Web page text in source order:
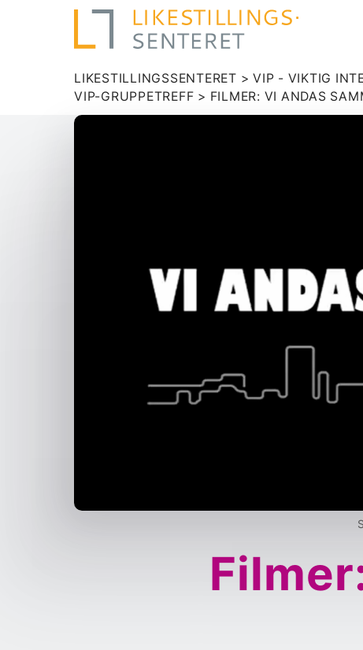
LIKESTILLINGSSENTERET >VIP - VIKTIG
VIP-GRUPPETREFF > FILMER: VI ANDAS